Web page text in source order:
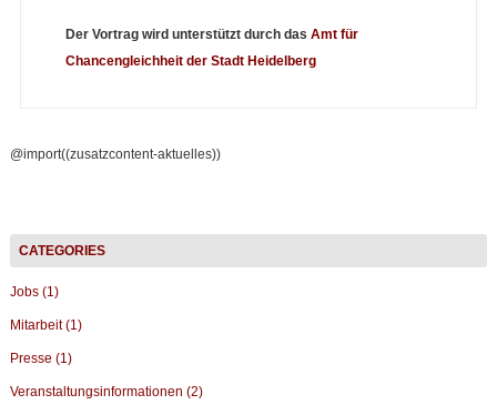
Der Vortrag wird unterstützt durch das Amt für
Chancengleichheit der Stadt Heidelberg
@import((zusatzcontent-aktuelles))
Jobs (1)
Mitarbeit (1)
Presse (1)
Veranstaltungsinformationen (2)